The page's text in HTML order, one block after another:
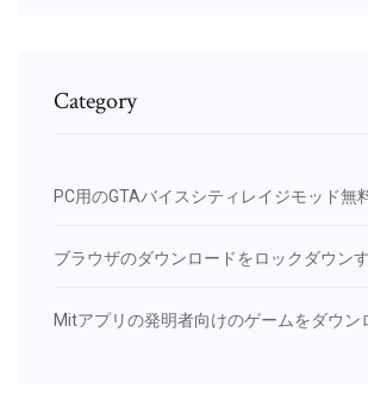
Category
PC用のGTAバイスシティレイジモッド無
ブラウザのダウンロードをロックダウン
Mitアプリの発明者向けのゲームをダウン